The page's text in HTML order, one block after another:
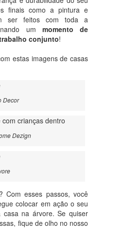
finais como a pintura e
ser feitos com toda a
um momento de
conjunto!
estas imagens de casas
Decor
Dezign
Com esses passos, você
colocar em ação o seu
na árvore. Se quiser
fique de olho no nosso